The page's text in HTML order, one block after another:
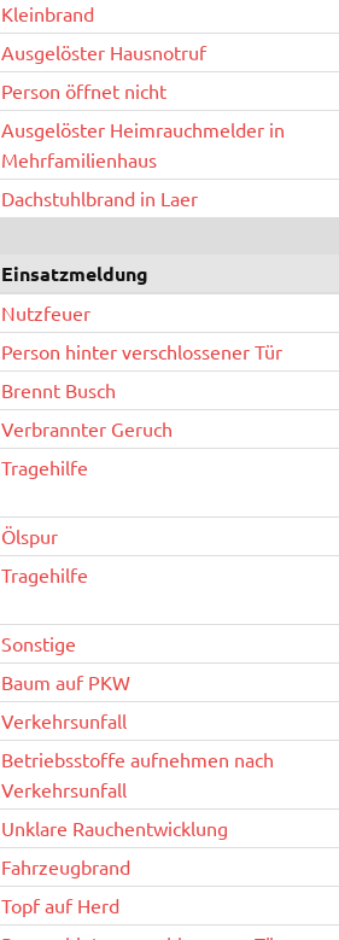
Kleinbrand
Ausgelöster Hausnotruf
Person öffnet nicht
Ausgelöster Heimrauchmelder in
Mehrfamilienhaus
Dachstuhlbrand in Laer
Einsatzmeldung
Nutzfeuer
Person hinter verschlossener Tür
Brennt Busch
Verbrannter Geruch
Tragehilfe
Ölspur
Tragehilfe
Sonstige
Baum auf PKW
Verkehrsunfall
Betriebsstoffe aufnehmen nach
Verkehrsunfall
Unklare Rauchentwicklung
Fahrzeugbrand
Topf auf Herd